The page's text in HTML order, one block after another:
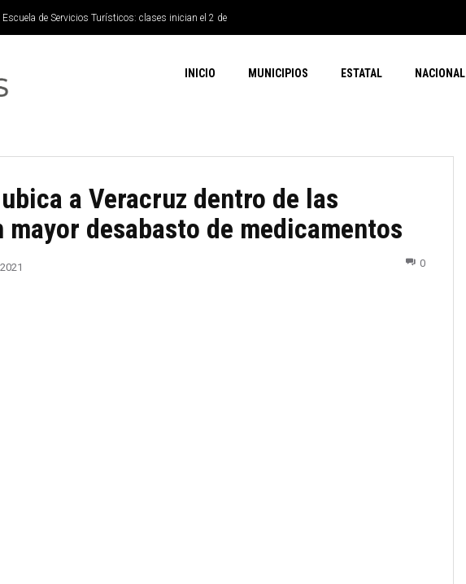
de Servicios Turísticos: clases inician el 2 de
INICIO MUNICIPIOS ESTATAL NACIONAL
a Veracruz dentro de las
desabasto de medicamentos
0